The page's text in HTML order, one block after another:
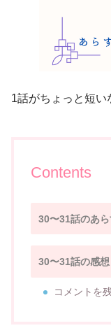
1話がちょっと短い
Contents
30〜31話のあら
30〜31話の感
コメントを